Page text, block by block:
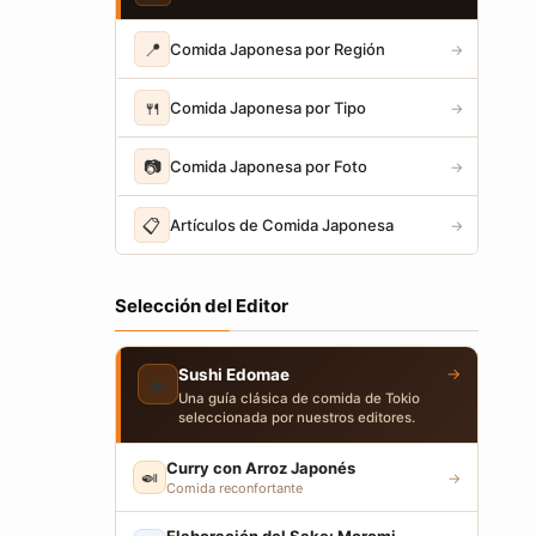
📍 Comida Japonesa por Región →
🍴 Comida Japonesa por Tipo →
📷 Comida Japonesa por Foto →
📋 Artículos de Comida Japonesa →
Selección del Editor
🍣 Sushi Edomae
Una guía clásica de comida de Tokio
seleccionada por nuestros editores.
→
🍛 Curry con Arroz Japonés
Comida reconfortante
→